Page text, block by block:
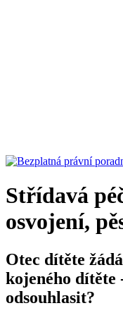
Střídavá
osvojení,
Otec dítěte
kojeného dítěte
odsouhlasit?